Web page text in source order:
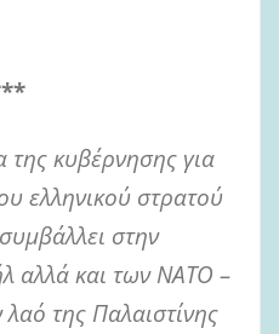
της κυβέρνησης για
ελληνικού στρατού
στην
αλλά και των ΝΑΤΟ –
της Παλαιστίνης